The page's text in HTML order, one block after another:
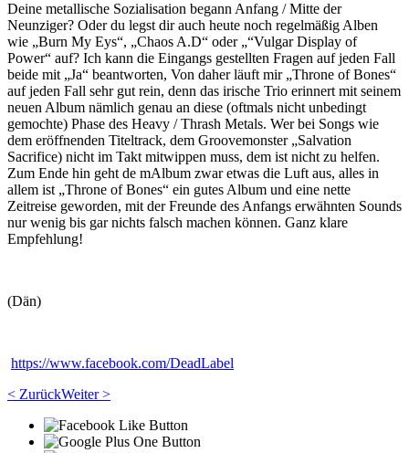
Deine metallische Sozialisation begann Anfang / Mitte der
Neunziger? Oder du legst dir auch heute noch regelmäßig Alben
wie „Burn My Eys“, „Chaos A.D“ oder „“Vulgar Display of
Power“ auf? Ich kann die Eingangs gestellten Fragen auf jeden Fall
beide mit „Ja“ beantworten, Von daher läuft mir „Throne of Bones“
auf jeden Fall sehr gut rein, denn das irische Trio erinnert mit seinem
neuen Album nämlich genau an diese (oftmals nicht unbedingt
gemochte) Phase des Heavy / Thrash Metals. Wer bei Songs wie
dem eröffnenden Titeltrack, dem Groovemonster „Salvation
Sacrifice) nicht im Takt mitwippen muss, dem ist nicht zu helfen.
Zum Ende hin geht de mAlbum zwar etwas die Luft aus, alles in
allem ist „Throne of Bones“ ein gutes Album und eine nette
Zeitreise geworden, mit der Freunde des Anfangs erwähnten Sounds
nur wenig bis gar nichts falsch machen können. Ganz klare
Empfehlung!
(Dän)
https://www.facebook.com/DeadLabel
< ZurückWeiter >